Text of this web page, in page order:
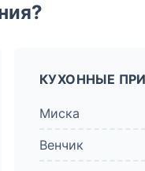
КУХОННЫЕ
Миска
Венчик